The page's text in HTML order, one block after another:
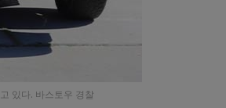
있다. 바스토우 경찰